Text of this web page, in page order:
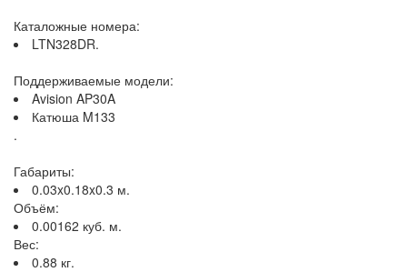
Каталожные номера:
LTN328DR.
Поддерживаемые модели:
Avision AP30A
Катюша M133
.
Габариты:
0.03x0.18x0.3 м.
Объём:
0.00162 куб. м.
Вес:
0.88 кг.